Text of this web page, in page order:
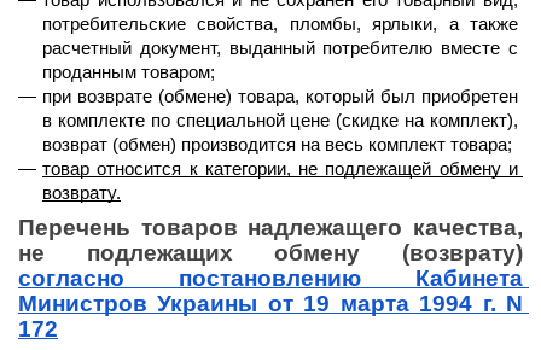
потребительские свойства, пломбы, ярлыки, а также
расчетный документ, выданный потребителю вместе с
проданным товаром;
при возврате (обмене) товара, который был приобретен
в комплекте по специальной цене (скидке на комплект),
возврат (обмен) производится на весь комплект товара;
товар относится к категории, не подлежащей обмену и
возврату.
Перечень товаров надлежащего качества,
согласно постановлению Кабинета
Министров Украины от 19 марта 1994 г. N
172